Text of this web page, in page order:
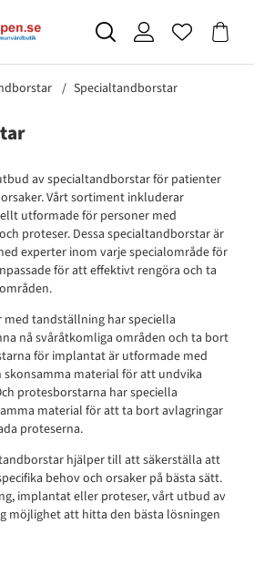
Specialtandborstar
av specialtandborstar för patienter
Vårt sortiment inkluderar
utformade för personer med
proteser. Dessa specialtandborstar är
experter inom varje specialområde för
för att effektivt rengöra och ta
tandställning har speciella
nå svåråtkomliga områden och ta bort
för implantat är utformade med
material för att undvika
protesborstarna har speciella
material för att ta bort avlagringar
proteserna.
hjälper till att säkerställa att
behov och orsaker på bästa sätt.
implantat eller proteser, vårt utbud av
möjlighet att hitta den bästa lösningen